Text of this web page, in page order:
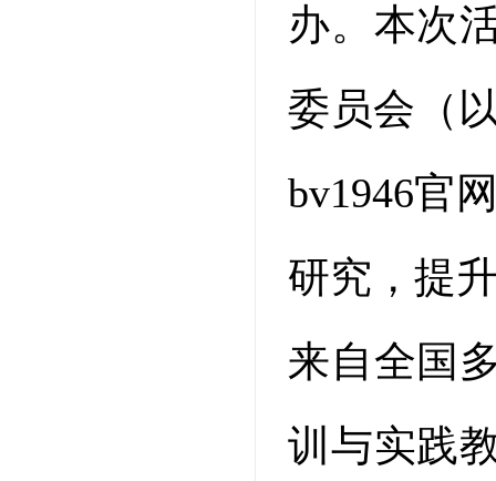
办。本次
委员会（
bv1946官
研究，提
来自全国
训与实践